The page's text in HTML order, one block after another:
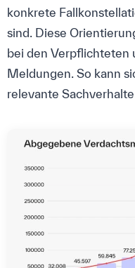
konkrete
sind. Diese
bei den Verpflichteten
Meldungen. So kann
relevante